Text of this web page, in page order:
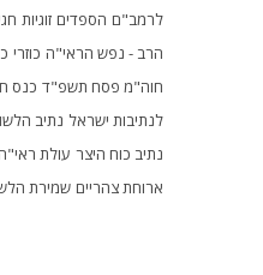
לרמב"ם הספדים זוגיות
הרב - נפש הראי"ה כוזרי
חוה"מ פסח תשפ"ד כנס
לנתיבות ישראל נתיב
נתיב כוח היצר עולת
ארוחת צהריים שמירת